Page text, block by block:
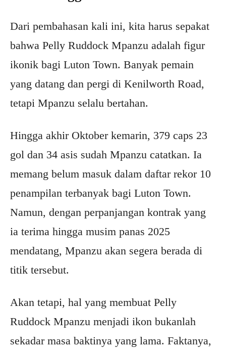
Dari pembahasan kali ini, kita harus sepakat
bahwa Pelly Ruddock Mpanzu adalah figur
ikonik bagi Luton Town. Banyak pemain
yang datang dan pergi di Kenilworth Road,
tetapi Mpanzu selalu bertahan.
Hingga akhir Oktober kemarin, 379 caps 23
gol dan 34 asis sudah Mpanzu catatkan. Ia
memang belum masuk dalam daftar rekor 10
penampilan terbanyak bagi Luton Town.
Namun, dengan perpanjangan kontrak yang
ia terima hingga musim panas 2025
mendatang, Mpanzu akan segera berada di
titik tersebut.
Akan tetapi, hal yang membuat Pelly
Ruddock Mpanzu menjadi ikon bukanlah
sekadar masa baktinya yang lama. Faktanya,